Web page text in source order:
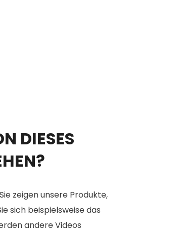
DIESES
zeigen unsere Produkte,
sich beispielsweise das
andere Videos